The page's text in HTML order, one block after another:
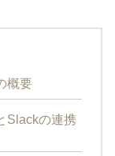
概要
Slackの連携